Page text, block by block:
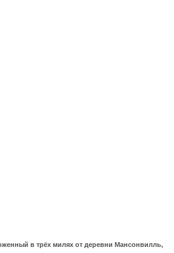
в трёх милях от деревни Мансонвилль,